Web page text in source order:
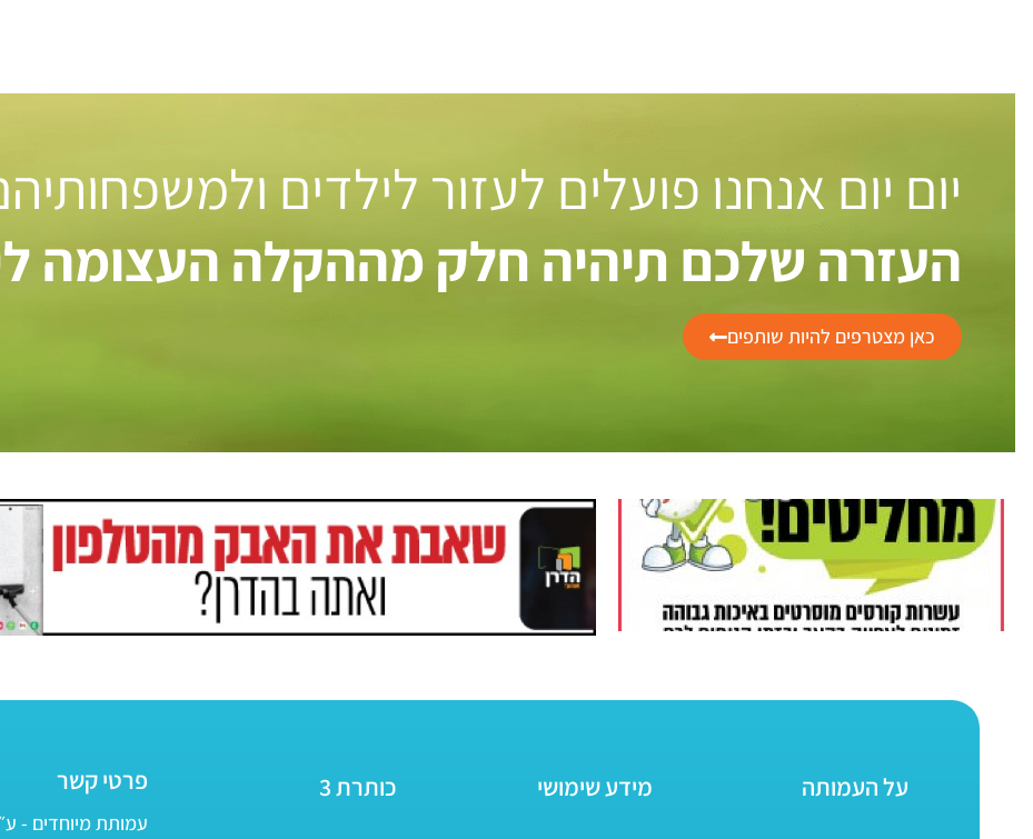
יום יום אנחנו פועלים לעזור לילדים
העזרה שלכם תיהיה חלק מההקלה העצומה
כאן מצטרפים להיות שותפים
על העמותה מידע שימושי כותרת 3 פרטי קשר
עמותת מיוחדים - ע״ר